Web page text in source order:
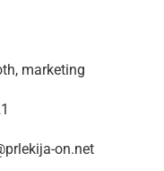
marketing
on.net
IN IZOBRAŽEVANJE